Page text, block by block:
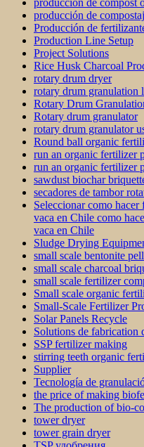
producción de compost
producción de
Producción de
Production Line Setup
Project Solutions
Rice Husk Charcoal
rotary drum dryer
rotary drum granulation
Rotary Drum
Rotary drum granulator
rotary drum granulator
Round ball organic
run an organic fertilizer
run an organic fertilizer
sawdust biochar
secadores de tambor
Seleccionar como
vaca en Chile como
vaca en Chile
Sludge Drying
small scale bentonite
small scale charcoal
small scale fertilizer
Small scale organic
Small-Scale Fertilizer
Solar Panels Recycle
Solutions de fabrication
SSP fertilizer making
stirring teeth organic
Supplier
Tecnología de
the price of making
The production of bio-
tower dryer
tower grain dryer